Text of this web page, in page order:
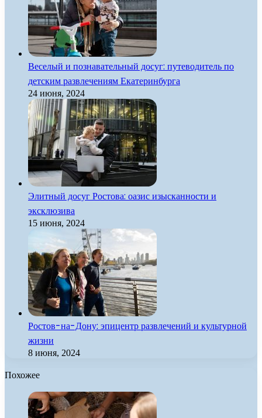
Веселый и познавательный досуг: путеводитель по
детским развлечениям Екатеринбурга
24 июня, 2024
Элитный досуг Ростова: оазис изысканности и
эксклюзива
15 июня, 2024
Ростов-на-Дону: эпицентр развлечений и культурной
жизни
8 июня, 2024
Похожее